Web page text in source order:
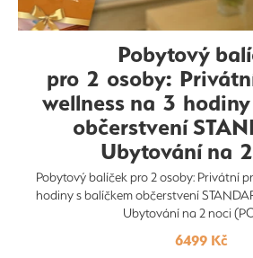
Pobytový
pro 2 osoby:
wellness na 3
občerstvení
Ubytování na
Pobytový balíček pro 2 osoby: Privátní
hodiny s balíčkem občerstvení
Ubytování na 2 noci
6499 Kč